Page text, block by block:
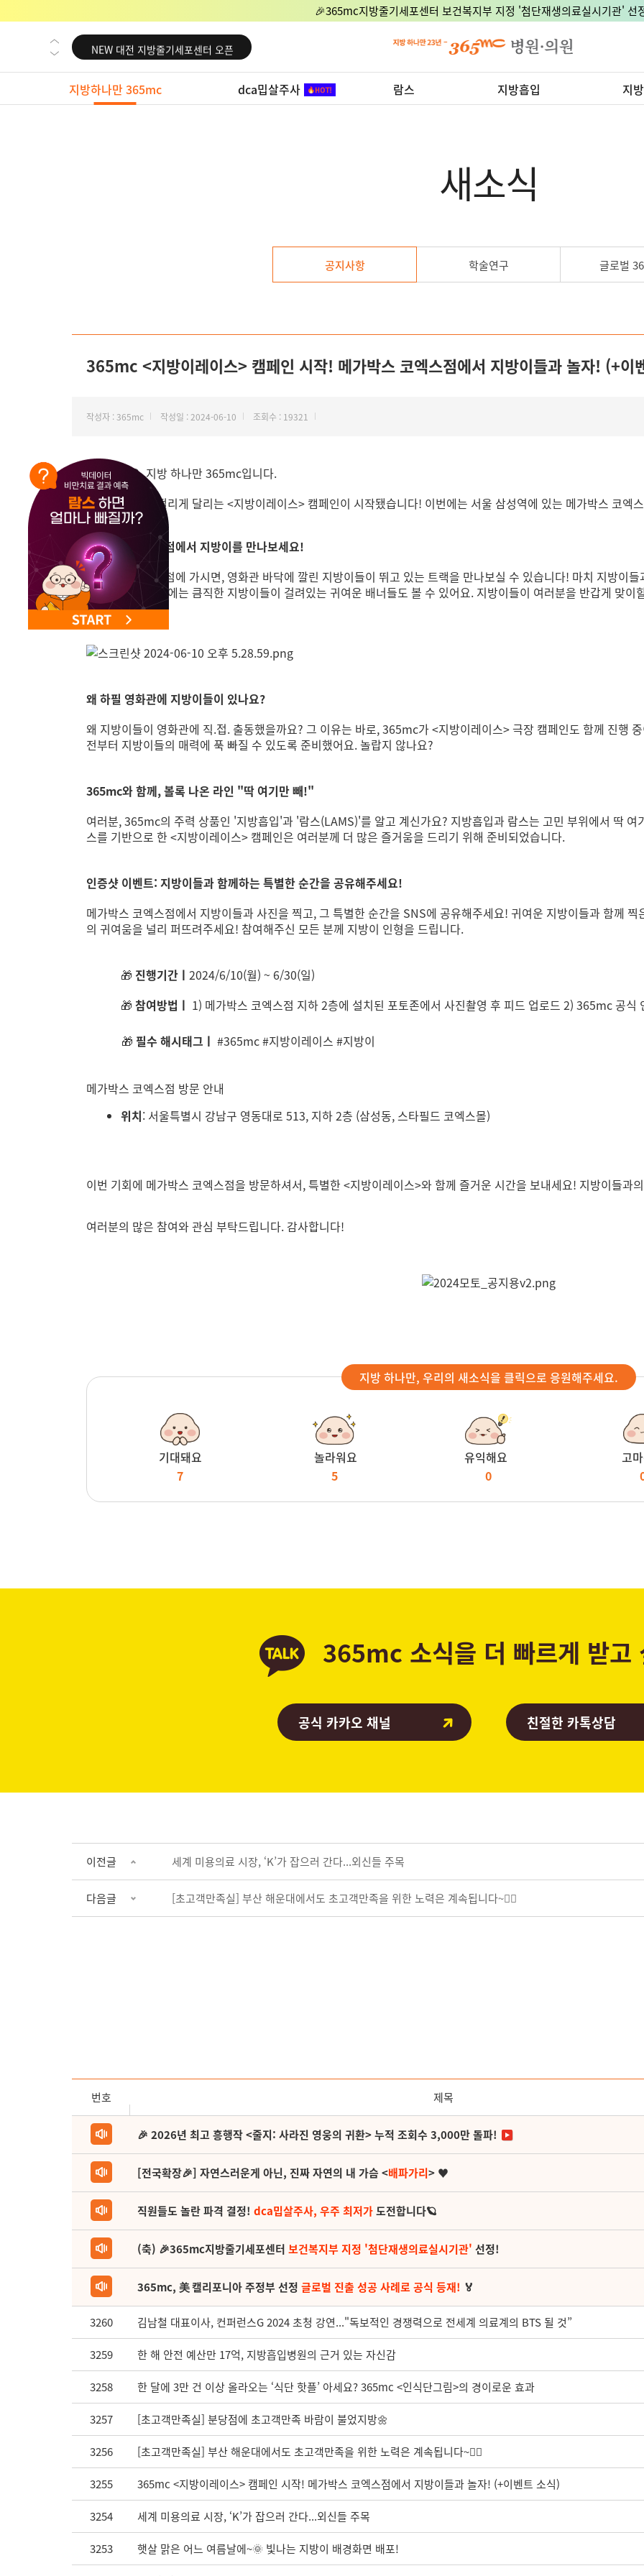
🎉365mc지방줄기세포센터 보건복지부 지정 '첨단재생의료실시기관' 선
NEW 교대 지방줄기세포센터 오픈
NEW 대전 지방줄기세포센터 오픈
NEW 노원 지방줄기세포센터 오픈
NEW 미국 LA점 오픈
지방하나만 365mc dca밉살주사 람스 지방흡입 지
새소식
공지사항 학술연구 글로벌
365mc <지방이레이스> 캠페인 시작! 메가박스 코엑스점에서 지방이들과 놀자! (+이
작성자 : 365mc 작성일 : 2024-06-10 조회수 : 19321
안녕하세요, 지방 하나만 365mc입니다.
지방이들이 살 떨리게 달리는 <지방이레이스> 캠페인이 시작됐습니다! 이번에는 서울 삼성역에 있는 메가박스 코엑
메가박스 코엑스점에서 지방이를 만나보세요!
메가박스 코엑스점에 가시면, 영화관 바닥에 깔린 지방이들이 뛰고 있는 트랙을 만나보실 수 있습니다! 마치 지방이
그리고 영화관 안에는 큼직한 지방이들이 걸려있는 귀여운 배너들도 볼 수 있어요. 지방이들이 여러분을 반갑게 맞이
왜 하필 영화관에 지방이들이 있나요?
왜 지방이들이 영화관에 직.접. 출동했을까요? 그 이유는 바로, 365mc가 <지방이레이스> 극장 캠페인도 함께 진행
전부터 지방이들의 매력에 푹 빠질 수 있도록 준비했어요. 놀랍지 않나요?
365mc와 함께, 볼록 나온 라인 "딱 여기만 빼!"
여러분, 365mc의 주력 상품인 '지방흡입'과 '람스(LAMS)'를 알고 계신가요? 지방흡입과 람스는 고민 부위에서 딱
스를 기반으로 한 <지방이레이스> 캠페인은 여러분께 더 많은 즐거움을 드리기 위해 준비되었습니다.
인증샷 이벤트: 지방이들과 함께하는 특별한 순간을 공유해주세요!
메가박스 코엑스점에서 지방이들과 사진을 찍고, 그 특별한 순간을 SNS에 공유해주세요! 귀여운 지방이들과 함께
의 귀여움을 널리 퍼뜨려주세요! 참여해주신 모든 분께 지방이 인형을 드립니다.
🎁 진행기간ㅣ 2024/6/10(월) ~ 6/30(일)
🎁 참여방법ㅣ 1) 메가박스 코엑스점 지하 2층에 설치된 포토존에서 사진촬영 후 피드 업로드 2) 365mc 공
🎁 필수 해시태그ㅣ #365mc #지방이레이스 #지방이
메가박스 코엑스점 방문 안내
위치: 서울특별시 강남구 영동대로 513, 지하 2층 (삼성동, 스타필드 코엑스몰)
이번 기회에 메가박스 코엑스점을 방문하셔서, 특별한 <지방이레이스>와 함께 즐거운 시간을 보내세요! 지방이들과
여러분의 많은 참여와 관심 부탁드립니다. 감사합니다!
지방 하나만, 우리의 새소식을 클릭으로 응원해주세요.
기대돼요
7
놀라워요
5
유익해요
0
고
365mc 소식을 더 빠르게 받고
공식 카카오 채널 친절한 카톡상담
이전글 세계 미용의료 시장, ‘K’가 잡으러 간다...외신들 주목
다음글 [초고객만족실] 부산 해운대에서도 초고객만족을 위한 노력은 계속됩니다~🧚‍♀️
번호 제목
🎉 2026년 최고 흥행작 <줄지: 사라진 영웅의 귀환> 누적 조회수 3,000만 돌파!
[전국확장🎉] 자연스러운게 아닌, 진짜 자연의 내 가슴 <배파가리> ♥
직원들도 놀란 파격 결정! dca밉살주사, 우주 최저가도전합니다🪐
(축) 🎉365mc지방줄기세포센터 보건복지부 지정 '첨단재생의료실시기관' 선정!
365mc, 美 캘리포니아 주정부 선정 글로벌 진출 성공 사례로 공식 등재! 🏅
3260 김남철 대표이사, 컨퍼런스G 2024 초청 강연..."독보적인 경쟁력으로 전세계 의료계의 BTS 될 것”
3259 한 해 안전 예산만 17억, 지방흡입병원의 근거 있는 자신감
3258 한 달에 3만 건 이상 올라오는 ‘식단 핫플’ 아세요? 365mc <인식단그림>의 경이로운 효과
3257 [초고객만족실] 분당점에 초고객만족 바람이 불었지방🌼
3256 [초고객만족실] 부산 해운대에서도 초고객만족을 위한 노력은 계속됩니다~🧚‍♀️
3255 365mc <지방이레이스> 캠페인 시작! 메가박스 코엑스점에서 지방이들과 놀자! (+이벤트 소식)
3254 세계 미용의료 시장, ‘K’가 잡으러 간다...외신들 주목
3253 햇살 맑은 어느 여름날에~🌞 빛나는 지방이 배경화면 배포!